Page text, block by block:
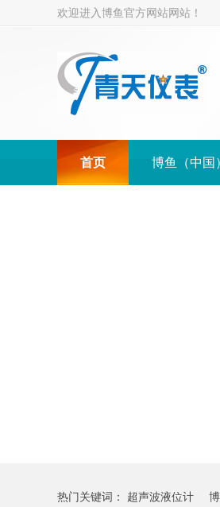
欢迎进入博鱼官方网站网站！
首页 博鱼（中国
热门关键词： 超声波液位计